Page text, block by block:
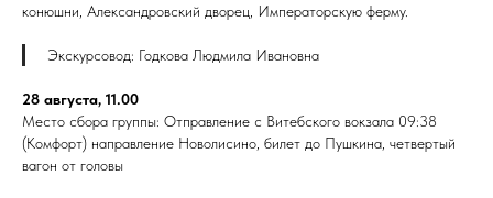
конюшни, Александровский дворец, Императорскую ферму.
Экскурсовод: Годкова Людмила Ивановна
28 августа, 11.00
Место сбора группы: Отправление с Витебского вокзала 09:38
(Комфорт) направление Новолисино, билет до Пушкина, четвертый
вагон от головы